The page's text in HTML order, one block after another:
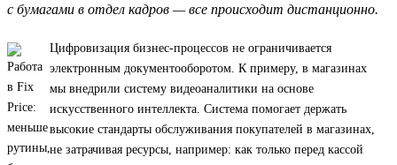
с бумагами в отдел кадров — все происходит дистанционно.
Цифровизация бизнес-процессов не ограничивается
электронным документооборотом. К примеру, в магазинах
мы внедрили систему видеоаналитики на основе
искусственного интеллекта. Система помогает держать
высокие стандарты обслуживания покупателей в магазинах,
не затрачивая ресурсы, например: как только перед кассой